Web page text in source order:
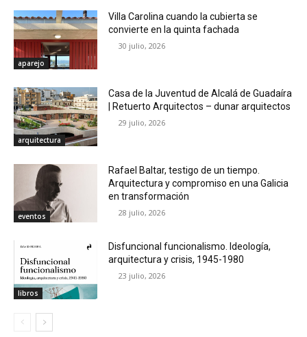
aparejo
Villa Carolina cuando la cubierta se
convierte en la quinta fachada
30 julio, 2026
arquitectura
Casa de la Juventud de Alcalá de Guadaíra
| Retuerto Arquitectos – dunar arquitectos
29 julio, 2026
eventos
Rafael Baltar, testigo de un tiempo.
Arquitectura y compromiso en una Galicia
en transformación
28 julio, 2026
libros
Disfuncional funcionalismo. Ideología,
arquitectura y crisis, 1945-1980
23 julio, 2026